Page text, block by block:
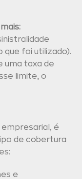
que foi utilizado).
uma taxa de
limite, o
é
de cobertura
e